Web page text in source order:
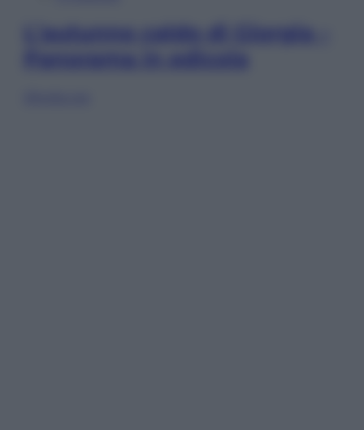
L’autunno caldo di Giorgia –